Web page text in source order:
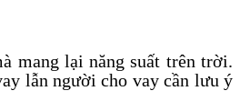
mang lại năng suất trên trời.
lẫn người cho vay cần lưu ý